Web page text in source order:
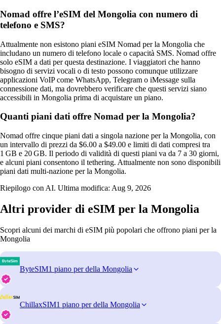
Nomad offre l’eSIM del Mongolia con numero di
telefono e SMS?
Attualmente non esistono piani eSIM Nomad per la Mongolia che
includano un numero di telefono locale o capacità SMS. Nomad offre
solo eSIM a dati per questa destinazione. I viaggiatori che hanno
bisogno di servizi vocali o di testo possono comunque utilizzare
applicazioni VoIP come WhatsApp, Telegram o iMessage sulla
connessione dati, ma dovrebbero verificare che questi servizi siano
accessibili in Mongolia prima di acquistare un piano.
Quanti piani dati offre Nomad per la Mongolia?
Nomad offre cinque piani dati a singola nazione per la Mongolia, con
un intervallo di prezzi da $6.00 a $49.00 e limiti di dati compresi tra
1 GB e 20 GB. Il periodo di validità di questi piani va da 7 a 30 giorni,
e alcuni piani consentono il tethering. Attualmente non sono disponibili
piani dati multi-nazione per la Mongolia.
Riepilogo con AI. Ultima modifica: Aug 9, 2026
Altri provider di eSIM per la Mongolia
Scopri alcuni dei marchi di eSIM più popolari che offrono piani per la
Mongolia
ByteSIM1 piano per della Mongolia
ChillaxSIM1 piano per della Mongolia